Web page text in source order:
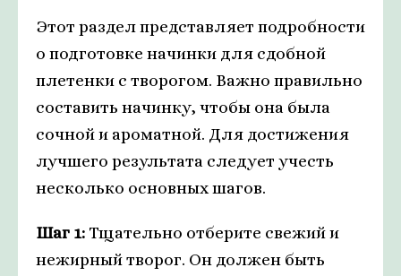
Этот раздел представляет подробности
о подготовке начинки для сдобной
плетенки с творогом. Важно правильно
составить начинку, чтобы она была
сочной и ароматной. Для достижения
лучшего результата следует учесть
несколько основных шагов.
Шаг 1: Тщательно отберите свежий и
нежирный творог. Он должен быть